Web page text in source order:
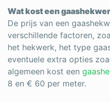
Wat kost een
De prijs van een
verschillende factoren,
het hekwerk, het type
eventuele extra opties
algemeen kost een
8 en € 60 per meter.